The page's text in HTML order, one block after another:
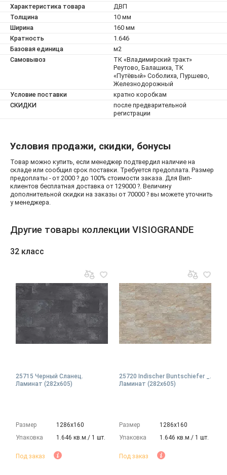
Характеристика товара
ДВП
Толщина
10 мм
Ширина
160 мм
Кратность
1.646
Базовая единица
м2
Самовывоз
ТК «Владимирский тракт»
Реутово, Балашиха, ТК
«Путёвый» Соболиха, Пуршево,
Железнодорожный
Условие поставки
кратно коробкам
СКИДКИ
после предварительной
регистрации
Условия продажи, скидки, бонусы
Товар можно купить, если менеджер подтвердил наличие на
складе или сообщил срок поставки. Требуется предоплата. Размер
предоплаты - от 2000 ? до 100% стоимости заказа. Для Вип-
клиентов бесплатная доставка от 129000 ?. Величину
дополнительной скидки на заказы от 70000 ? вы можете уточнить
у менеджера.
Другие товары коллекции VISIOGRANDE
32 класс
25715 Черный Сланец.
Ламинат (282х605)
Размер
1286х160
Упаковка
1.646 кв.м./ 1 шт.
Под заказ
25720 Indischer Buntschiefer _.
Ламинат (282х605)
Размер
1286х160
Упаковка
1.646 кв.м./ 1 шт.
Под заказ